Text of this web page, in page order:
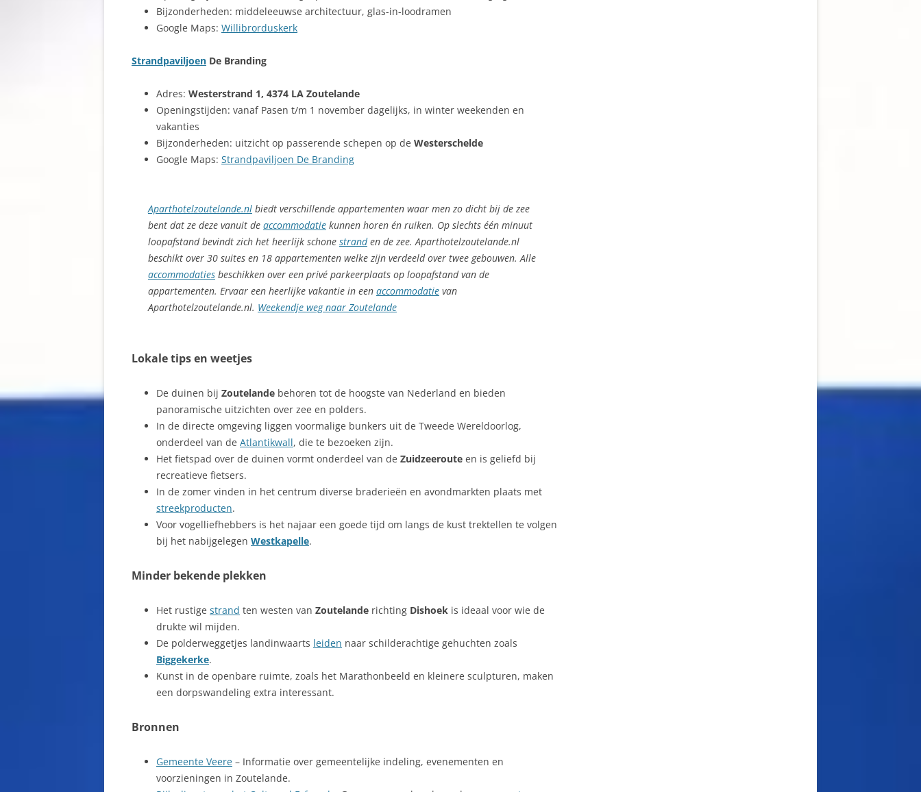
Bijzonderheden: middeleeuwse architectuur, glas-in-loodramen
Google Maps: Willibrorduskerk
Strandpaviljoen De Branding
Adres: Westerstrand 1, 4374 LA Zoutelande
Openingstijden: vanaf Pasen t/m 1 november dagelijks, in winter weekenden en
vakanties
Bijzonderheden: uitzicht op passerende schepen op de Westerschelde
Google Maps: Strandpaviljoen De Branding
Aparthotelzoutelande.nl biedt verschillende appartementen waar men zo dicht bij de zee
bent dat ze deze vanuit de accommodatie kunnen horen én ruiken. Op slechts één minuut
loopafstand bevindt zich het heerlijk schone stranden de zee. Aparthotelzoutelande.nl
beschikt over 30 suites en 18 appartementen welke zijn verdeeld over twee gebouwen. Alle
accommodaties beschikken over een privé parkeerplaats op loopafstand van de
appartementen. Ervaar een heerlijke vakantie in een accommodatie van
Aparthotelzoutelande.nl. Weekendje weg naar Zoutelande
Lokale tips en weetjes
De duinen bij Zoutelande behoren tot de hoogste van Nederland en bieden
panoramische uitzichten over zee en polders.
In de directe omgeving liggen voormalige bunkers uit de Tweede Wereldoorlog,
onderdeel van de Atlantikwall, die te bezoeken zijn.
Het fietspad over de duinen vormt onderdeel van de Zuidzeeroute en is geliefd bij
recreatieve fietsers.
In de zomer vinden in het centrum diverse braderieën en avondmarkten plaats met
streekproducten.
Voor vogelliefhebbers is het najaar een goede tijd om langs de kust trektellen te volgen
bij het nabijgelegen Westkapelle.
Minder bekende plekken
Het rustige strand ten westen van Zoutelande richting Dishoek is ideaal voor wie de
drukte wil mijden.
De polderweggetjes landinwaarts leiden naar schilderachtige gehuchten zoals
Biggekerke.
Kunst in de openbare ruimte, zoals het Marathonbeeld en kleinere sculpturen, maken
een dorpswandeling extra interessant.
Bronnen
Gemeente Veere – Informatie over gemeentelijke indeling, evenementen en
voorzieningen in Zoutelande.